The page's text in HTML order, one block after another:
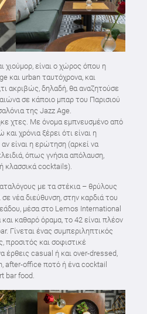
χιούμορ, είναι ο χώρος όπου η
και urban ταυτόχρονα, και
ακριβώς, δηλαδή, θα αναζητούσε
σε κάποιο μπαρ του Παρισιού
της Jazz Age.
χτες. Με όνομα εμπνευσμένο από
χρόνια ξέρει ότι είναι η
είναι η ερώτηση (αρκεί να
όπως γνήσια απόλαυση,
κλασσικά cocktails).
με τα στέκια – θρύλoυς
νέα διεύθυνση, στην καρδιά του
μέσα στο Lemos International
καθαρό όραμα, το 42 είναι πλέον
Γίνεται ένας συμπεριληπτικός
προσιτός και σοφιστικέ
έρθεις casual ή και over-dressed,
after-office ποτό ή ένα cocktail
bar food.